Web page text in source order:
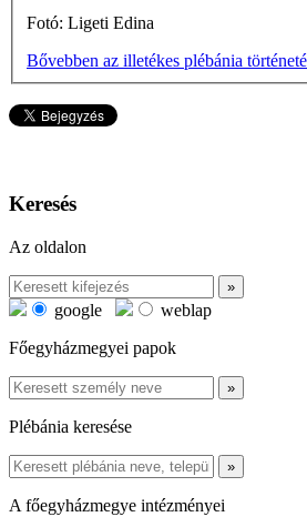
Fotó: Ligeti Edina
Bővebben az illetékes plébánia
Keresés
Az oldalon
google
weblap
Főegyházmegyei papok
Plébánia keresése
A főegyházmegye intézményei